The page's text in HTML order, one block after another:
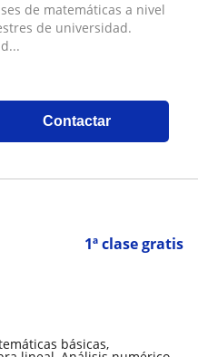
de matemáticas a nivel
de universidad.
Contactar
1ª clase gratis
básicas,